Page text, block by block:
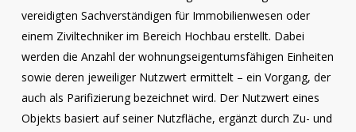
vereidigten Sachverständigen für Immobilienwesen oder
einem Ziviltechniker im Bereich Hochbau erstellt. Dabei
werden die Anzahl der wohnungseigentumsfähigen Einheiten
sowie deren jeweiliger Nutzwert ermittelt – ein Vorgang, der
auch als Parifizierung bezeichnet wird. Der Nutzwert eines
Objekts basiert auf seiner Nutzfläche, ergänzt durch Zu- und